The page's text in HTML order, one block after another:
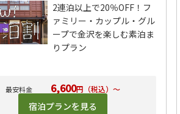
2連泊以上で20％OFF！フ
ァミリー・カップル・グル
ープで金沢を楽しむ素泊ま
りプラン
6,600円（税込）～
宿泊プランを見る